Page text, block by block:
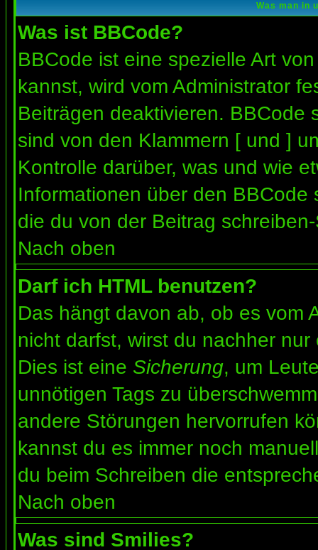
Was man in
Was ist BBCode?
BBCode ist eine spezielle Art
kannst, wird vom Administrator
Beiträgen deaktivieren. BBCode
sind von den Klammern [ und ]
Kontrolle darüber, was und wie
Informationen über den
die du von der Beitrag
Nach oben
Darf ich HTML benutzen?
Das hängt davon ab, ob es vom
nicht darfst, wirst du nachher
Dies ist eine Sicherung, um
unnötigen Tags zu
andere Störungen hervorrufen
kannst du es immer noch
du beim Schreiben die
Nach oben
Was sind Smilies?